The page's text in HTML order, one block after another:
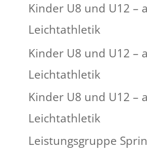
Kinder U8 und U12 –
Leichtathletik
Kinder U8 und U12 –
Leichtathletik
Kinder U8 und U12 –
Leichtathletik
Leistungsgruppe